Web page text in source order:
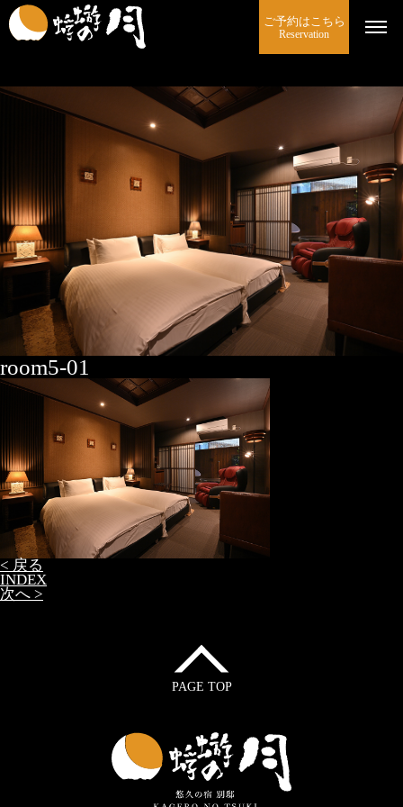
ご予約はこちら
Reservation
room5-01
< 戻る
INDEX
次へ >
PAGE TOP